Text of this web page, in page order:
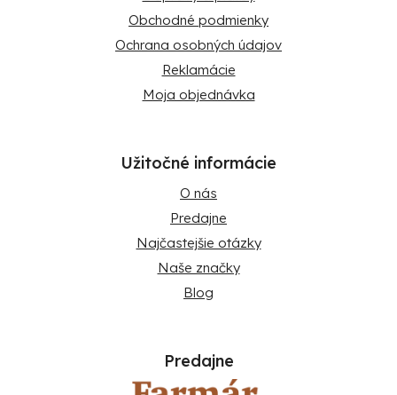
Obchodné podmienky
Ochrana osobných údajov
Reklamácie
Moja objednávka
Užitočné informácie
O nás
Predajne
Najčastejšie otázky
Naše značky
Blog
Predajne